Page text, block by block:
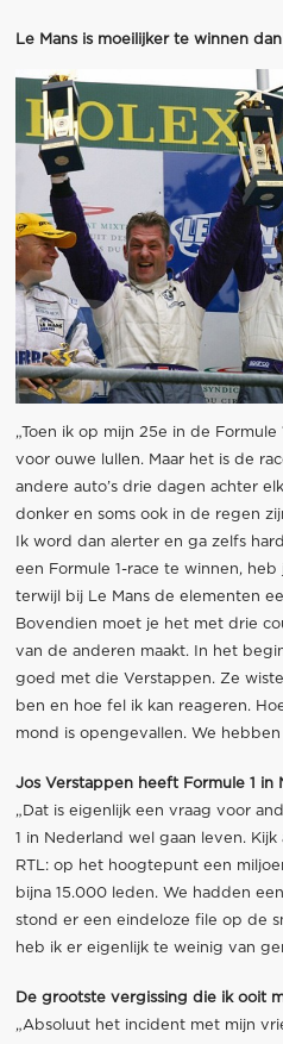
Le Mans is moeilijker te winnen
„Toen ik op mijn 25e in de
voor ouwe lullen. Maar het is de
andere auto’s drie dagen achter
donker en soms ook in de regen
Ik word dan alerter en ga zelfs
een Formule 1-race te winnen,
terwijl bij Le Mans de elementen
Bovendien moet je het met drie
van de anderen maakt. In het
goed met die Verstappen. Ze
ben en hoe fel ik kan reageren.
mond is opengevallen. We hebben
Jos Verstappen heeft Formule 1
„Dat is eigenlijk een vraag voor
1 in Nederland wel gaan leven.
RTL: op het hoogtepunt een
bijna 15.000 leden. We hadden
stond er een eindeloze file op de
heb ik er eigenlijk te weinig van
De grootste vergissing die ik ooit
„Absoluut het incident met mijn